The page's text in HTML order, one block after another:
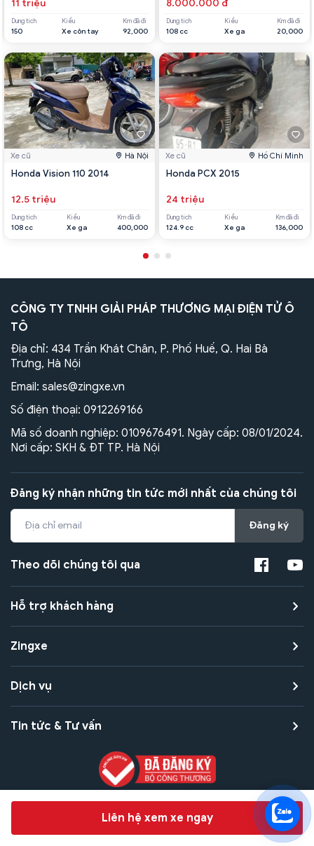
Chat hỗ trợ
Liên hệ xem xe ngay
11 triệu
Dung tích
150
Kiểu
Xe côn tay
Km đã đi
92,000
Xe cũ Hà Nội
Honda Vision 110 2014
12.5 triệu
Dung tích
108 cc
Kiểu
Xe ga
Km đã đi
400,000
8.000.000 đ
Dung tích
108 cc
Kiểu
Xe ga
Km đã đi
20,000
Xe cũ Hồ Chí Minh
Honda PCX 2015
24 triệu
Dung tích
124.9 cc
Kiểu
Xe ga
Km đã đi
136,000
CÔNG TY TNHH GIẢI PHÁP THƯƠNG MẠI ĐIỆN TỬ Ô
TÔ
Địa chỉ: 434 Trần Khát Chân, P. Phố Huế, Q. Hai Bà
Trưng, Hà Nội
Email: sales@zingxe.vn
Số điện thoại: 0912269166
Mã số doanh nghiệp: 0109676491. Ngày cấp: 08/01/2024.
Nơi cấp: SKH & ĐT TP. Hà Nội
Đăng ký nhận những tin tức mới nhất của chúng tôi
Đăng ký
Theo dõi chúng tôi qua
Hỗ trợ khách hàng
Zingxe
Dịch vụ
Tin tức & Tư vấn
Bảo mật quyền riêng tư
Điều khoản sử dụng